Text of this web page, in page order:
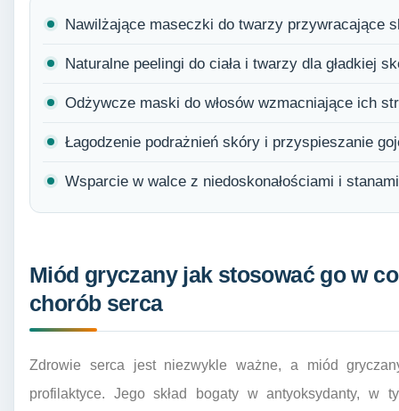
Nawilżające maseczki do twarzy przywracające
Naturalne peelingi do ciała i twarzy dla gładkiej
Odżywcze maski do włosów wzmacniające ich
Łagodzenie podrażnień skóry i przyspieszanie
Wsparcie w walce z niedoskonałościami i
Miód gryczany jak stosować go w
chorób serca
Zdrowie serca jest niezwykle ważne, a miód
profilaktyce. Jego skład bogaty w antyoksydanty, w